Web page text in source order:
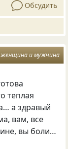
Обсудить
женщина и мужчина
теплая
а здравый
вам, все
вы боли…